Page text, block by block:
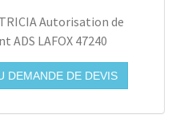
Autorisation de
LAFOX 47240
DEMANDE DE DEVIS